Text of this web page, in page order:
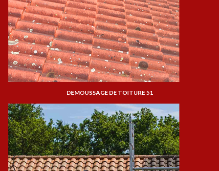
DEMOUSSAGE DE TOITURE 51